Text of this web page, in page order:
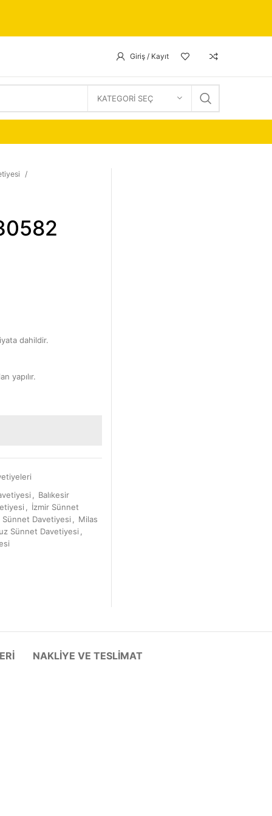
Giriş / Kayıt
KATEGORI SEÇ
dahildir.
yapılır.
Balıkesir
İzmir Sünnet
Davetiyesi
Milas
Sünnet Davetiyesi
NAKLIYE VE TESLIMAT